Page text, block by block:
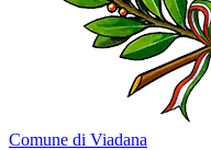
Comune di Viadana